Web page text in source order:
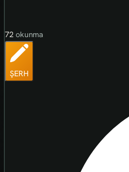
72okunma
ŞERH